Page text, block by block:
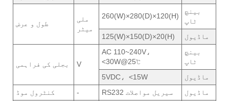
طول و عرض
ملی
میٹر
260(W)×280(D)×120(H)
بینچ
ٹاپ
125(W)×150(D)×20(H)
ماڈیول
بجلی کی فراہمی V
AC 110~240V،
<30W@25℃
بینچ
ٹاپ
5VDC، <15W
ماڈیول
کنٹرول موڈ
- RS232 سیریل مواصلات
ماڈیول